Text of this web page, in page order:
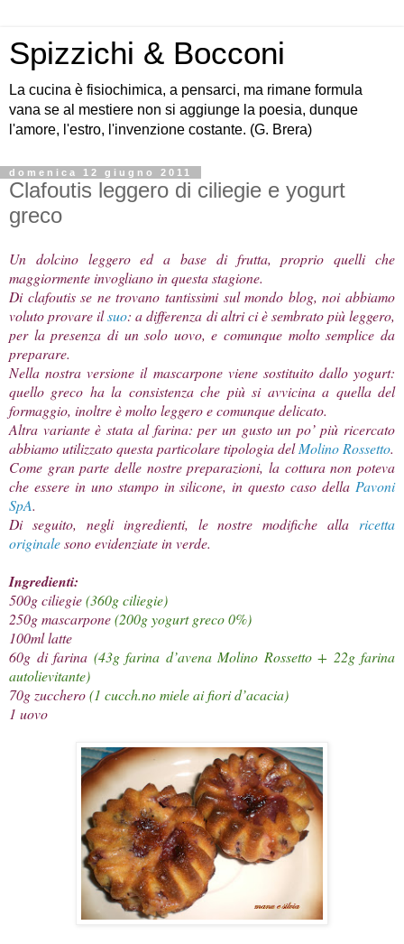
Spizzichi & Bocconi
La cucina è fisiochimica, a pensarci, ma rimane formula
vana se al mestiere non si aggiunge la poesia, dunque
l'amore, l'estro, l'invenzione costante. (G. Brera)
domenica 12 giugno 2011
Clafoutis leggero di ciliegie e yogurt
greco
Un dolcino leggero ed a base di frutta, proprio quelli che
maggiormente invogliano in questa stagione.
Di clafoutis se ne trovano tantissimi sul mondo blog, noi abbiamo
voluto provare ilsuo: a differenza di altri ci è sembrato più leggero,
per la presenza di un solo uovo, e comunque molto semplice da
preparare.
Nella nostra versione il mascarpone viene sostituito dallo yogurt:
quello greco ha la consistenza che più si avvicina a quella del
formaggio, inoltre è molto leggero e comunque delicato.
Altra variante è stata al farina: per un gusto un po’ più ricercato
abbiamo utilizzato questa particolare tipologia delMolino Rossetto.
Come gran parte delle nostre preparazioni, la cottura non poteva
che essere in uno stampo in silicone, in questo caso della Pavoni
SpA.
Di seguito, negli ingredienti, le nostre modifiche alla ricetta
originalesono evidenziate in verde.
Ingredienti:
500g ciliegie(360g ciliegie)
250g mascarpone(200g yogurt greco 0%)
100ml latte
60g di farina (43g farina d’avena Molino Rossetto+ 22g farina
autolievitante)
70g zucchero(1 cucch.no miele ai fiori d’acacia)
1 uovo